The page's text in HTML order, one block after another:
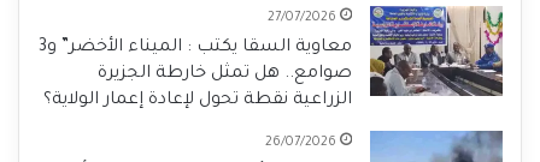
27/07/2026
معاوية السقا يكتب : الميناء الأخضر” و3
صوامع.. هل تمثل خارطة الجزيرة
الزراعية نقطة تحول لإعادة إعمار الولاية؟
26/07/2026